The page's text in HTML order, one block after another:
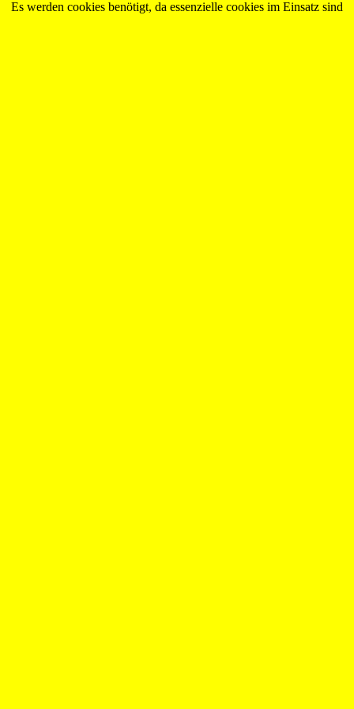
Es werden cookies benötigt, da essenzielle cookies im Einsatz sind